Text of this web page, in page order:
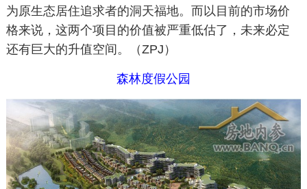
为原生态居住追求者的洞天福地。而以目前的市场价
格来说，这两个项目的价值被严重低估了，未来必定
还有巨大的升值空间。（ZPJ）
森林度假公园